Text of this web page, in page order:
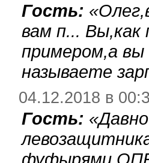
Гость: «
вам п... Вы,как
примером,а вы
называете
04.12.2018 в
Гость: «